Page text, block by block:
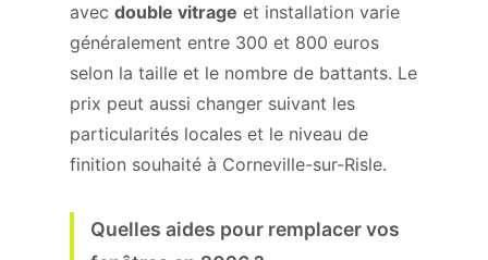
avec double vitrage et installation varie
généralement entre 300 et 800 euros
selon la taille et le nombre de battants. Le
prix peut aussi changer suivant les
particularités locales et le niveau de
finition souhaité à Corneville-sur-Risle.
Quelles aides pour remplacer vos